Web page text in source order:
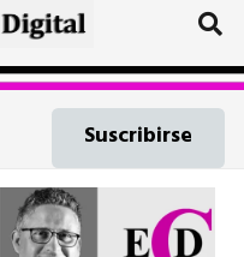
Suscribirse